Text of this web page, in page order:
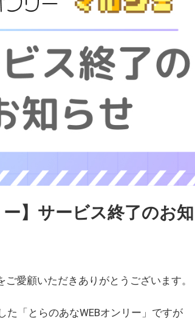
ー】サービス終了のお
愛顧いただきありがとうございます。
た「とらのあなWEBオンリー」ですが